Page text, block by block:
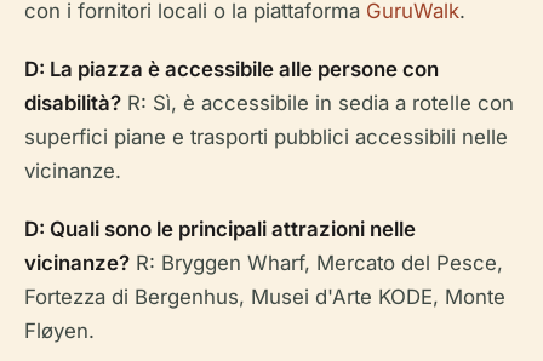
con i fornitori locali o la piattaforma GuruWalk.
D: La piazza è accessibile alle persone con
disabilità? R: Sì, è accessibile in sedia a rotelle con
superfici piane e trasporti pubblici accessibili nelle
vicinanze.
D: Quali sono le principali attrazioni nelle
vicinanze? R: Bryggen Wharf, Mercato del Pesce,
Fortezza di Bergenhus, Musei d'Arte KODE, Monte
Fløyen.